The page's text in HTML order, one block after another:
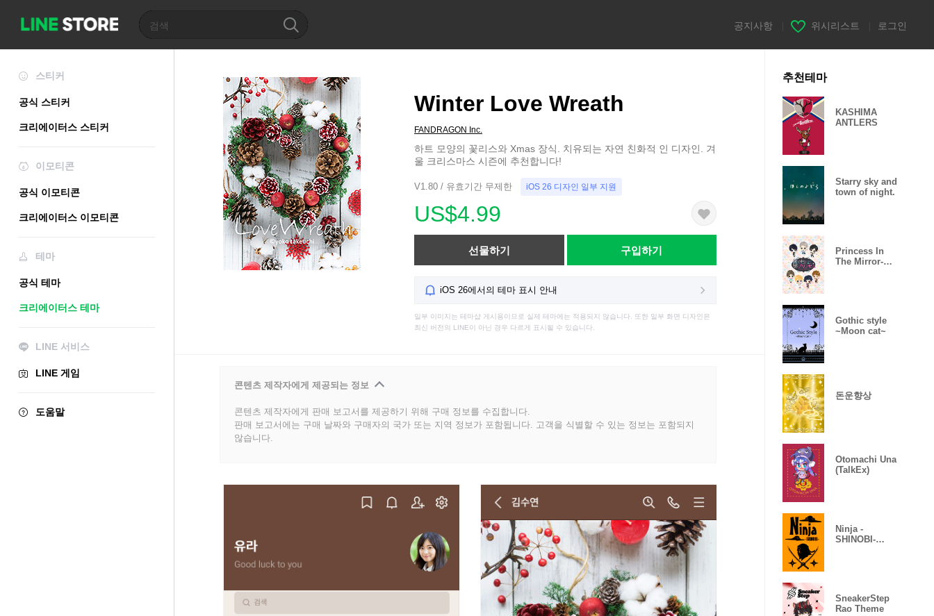
공지사항 위시리스트 로그인
스티커
공식 스티커
크리에이터스 스티커
이모티콘
공식 이모티콘
크리에이터스 이모티콘
테마
공식 테마
크리에이터스 테마
LINE 서비스
LINE 게임
도움말
Winter Love Wreath
FANDRAGON Inc.
하트 모양의 꽃리스와 Xmas 장식. 치유되는 자연 친화적 인 디자인. 겨
울 크리스마스 시즌에 추천합니다!
V1.80 / 유효기간 무제한 iOS 26 디자인 일부 지원
US$4.99
선물하기 구입하기
iOS 26에서의 테마 표시 안내
일부 이미지는 테마샵 게시용이므로 실제 테마에는 적용되지 않습니다. 또한 일부 화면 디자인은
최신 버전의 LINE이 아닌 경우 다르게 표시될 수 있습니다.
콘텐츠 제작자에게 제공되는 정보
콘텐츠 제작자에게 판매 보고서를 제공하기 위해 구매 정보를 수집합니다.
판매 보고서에는 구매 날짜와 구매자의 국가 또는 지역 정보가 포함됩니다. 고객을 식별할 수 있는 정보는 포함되지
않습니다.
추천테마
KASHIMA
ANTLERS
Starry sky and
town of night.
Princess In
The Mirror-
Gothic style
~Moon cat~
돈운향상
Otomachi Una
(TalkEx)
Ninja -
SHINOBI-
SneakerStep
Rao Theme